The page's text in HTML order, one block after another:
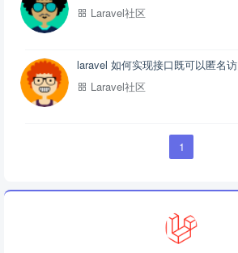
Laravel社区
Laravel社区
1